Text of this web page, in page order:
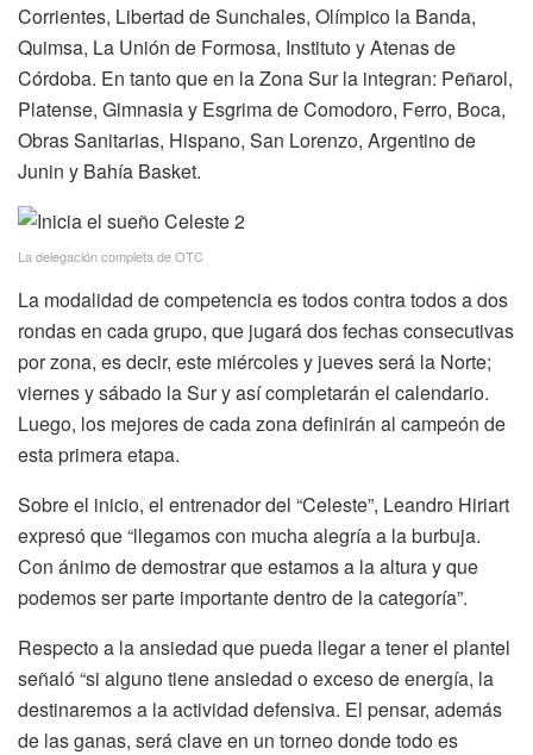
Corrientes, Libertad de Sunchales, Olímpico la Banda,
Quimsa, La Unión de Formosa, Instituto y Atenas de
Córdoba. En tanto que en la Zona Sur la integran: Peñarol,
Platense, Gimnasia y Esgrima de Comodoro, Ferro, Boca,
Obras Sanitarias, Hispano, San Lorenzo, Argentino de
Junin y Bahía Basket.
La delegación completa de OTC
La modalidad de competencia es todos contra todos a dos
rondas en cada grupo, que jugará dos fechas consecutivas
por zona, es decir, este miércoles y jueves será la Norte;
viernes y sábado la Sur y así completarán el calendario.
Luego, los mejores de cada zona definirán al campeón de
esta primera etapa.
Sobre el inicio, el entrenador del “Celeste”, Leandro Hiriart
expresó que “llegamos con mucha alegría a la burbuja.
Con ánimo de demostrar que estamos a la altura y que
podemos ser parte importante dentro de la categoría”.
Respecto a la ansiedad que pueda llegar a tener el plantel
señaló “si alguno tiene ansiedad o exceso de energía, la
destinaremos a la actividad defensiva. El pensar, además
de las ganas, será clave en un torneo donde todo es